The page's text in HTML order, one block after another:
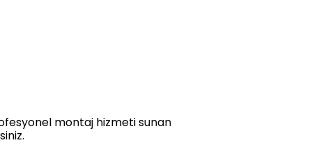
montaj hizmeti sunan